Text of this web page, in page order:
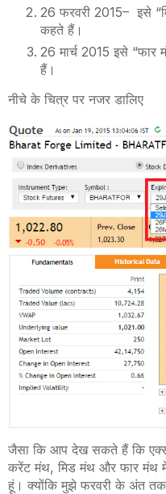
26 फरवरी 2015– इसे
कहते हैं।
26 मार्च 2015 इसे “फार
हैं।
नीचे के चित्र पर नजर डालिए
जैसा कि आप देख सकते हैं कि
करेंट मंथ, मिड मंथ और फार मंथ
हूं। क्योंकि मुझे फरवरी के अंत तक